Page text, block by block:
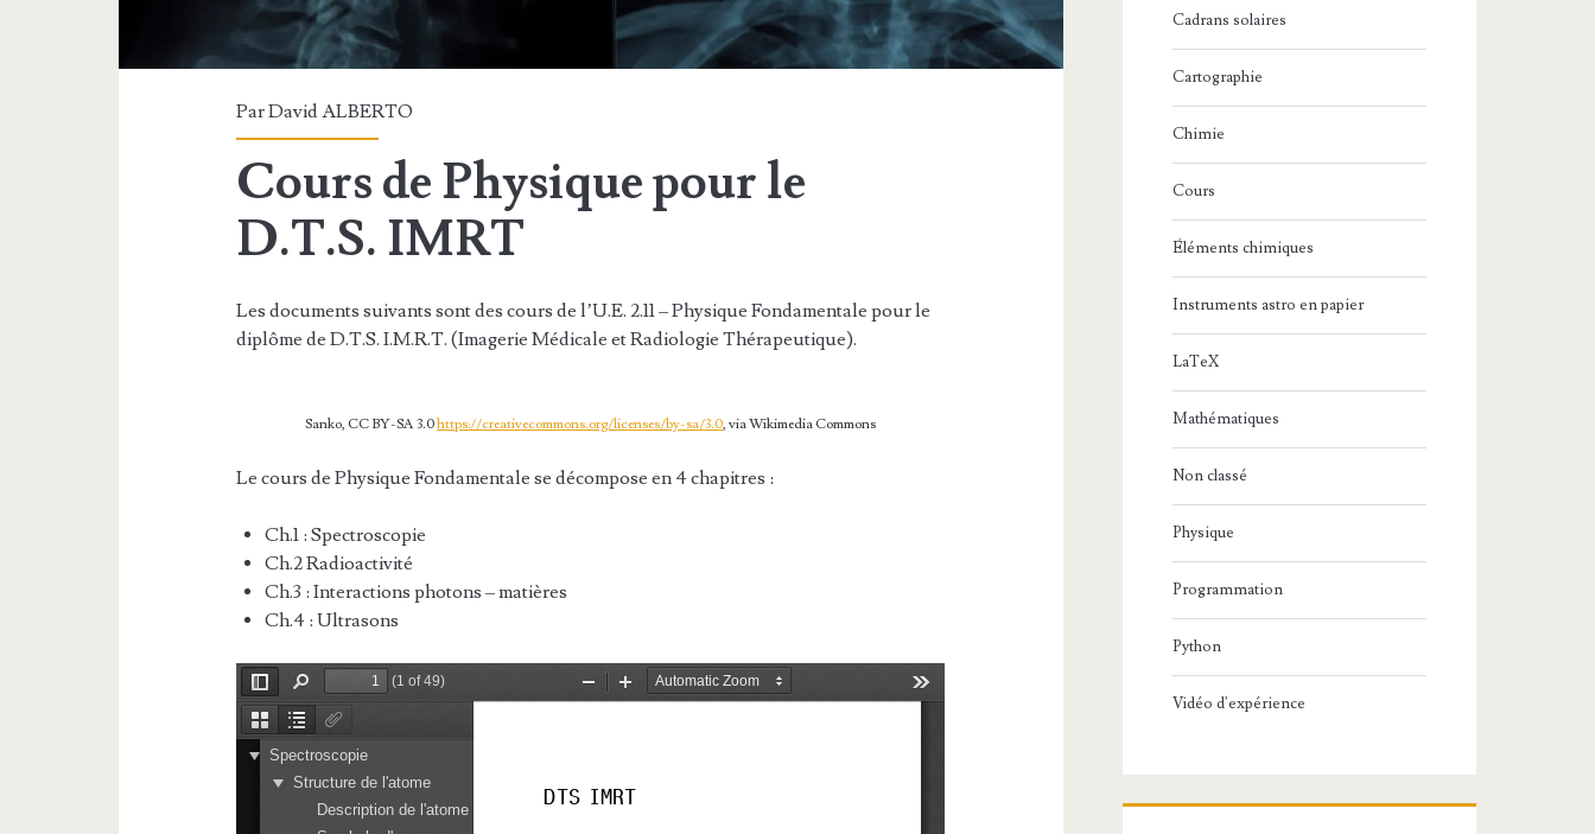
ParDavid ALBERTO
Cours de Physique pour le
D.T.S. IMRT
Les documents suivants sont des cours de l’U.E. 2.11 – Physique Fondamentale pour le
diplôme de D.T.S. I.M.R.T. (Imagerie Médicale et Radiologie Thérapeutique).
Sanko, CC BY-SA 3.0https://creativecommons.org/licenses/by-sa/3.0, via Wikimedia Commons
Le cours de Physique Fondamentale se décompose en 4 chapitres :
Ch.1 : Spectroscopie
Ch.2 Radioactivité
Ch.3 : Interactions photons – matières
Ch.4 : Ultrasons
Cadrans solaires
Cartographie
Chimie
Cours
Éléments chimiques
Instruments astro en papier
LaTeX
Mathématiques
Non classé
Physique
Programmation
Python
Vidéo d'expérience